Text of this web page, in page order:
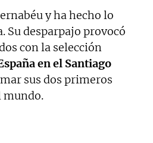
y ha hecho lo
Su desparpajo provocó
con la selección
en el Santiago
sus dos primeros
mundo.